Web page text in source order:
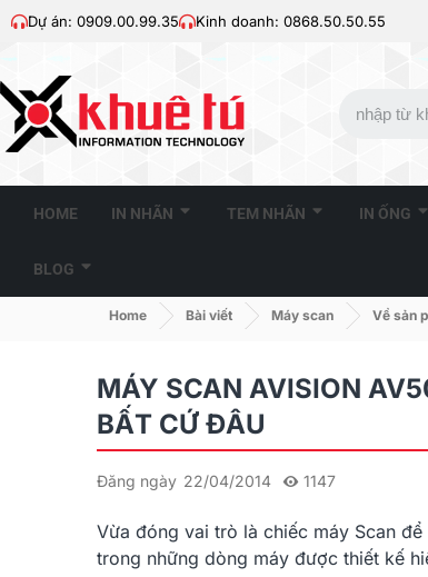
Dự án: 0909.00.99.35 Kinh doanh: 0868.50.50.55
HOME IN NHÃN TEM NHÃN IN ỐNG
BLOG
Home Bài viết Máy scan Về sản
MÁY SCAN AVISION
BẤT CỨ ĐÂU
Đăng ngày 22/04/2014 1147
Vừa đóng vai trò là chiếc máy Scan
trong những dòng máy được thiết kế